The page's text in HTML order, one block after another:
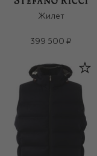
Жилет
399 500 ₽